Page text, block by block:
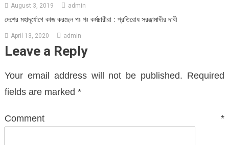
August 3, 2019 admin
দেশের মহাদূর্যোগে কাজ করছেন পঃ পঃ কর্মচারীরা : প্রতিরোধ সরঞ্জামাদীর দাবী
April 13, 2020 admin
Leave a Reply
Your email address will not be published. Required
fields are marked *
Comment*